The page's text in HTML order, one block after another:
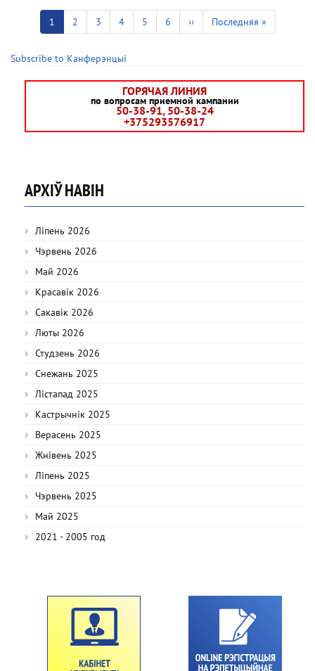
Pagination
Current
page
1 Старонка
2 Старонка
3 Старонка
4 Старонка
5 Старонка
6
Next
page
››
Last
page
Последняя »
Subscribe to Канферэнцыі
ГОРЯЧАЯ ЛИНИЯ
по вопросам приемной кампании
50-38-91, 50-38-24
+375293576917
АРХІЎ НАВІН
Ліпень 2026
Чэрвень 2026
Май 2026
Красавік 2026
Сакавік 2026
Люты 2026
Студзень 2026
Снежань 2025
Лістапад 2025
Кастрычнік 2025
Верасень 2025
Жнівень 2025
Ліпень 2025
Чэрвень 2025
Май 2025
2021 - 2005 год